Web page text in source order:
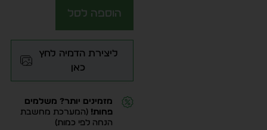
הוספה לסל
ליצירת הדמיה לחץ
כאן
מזמינים יותר? משלמים
פחות! (המערכת מחשבת
הנחה לפי כמות)